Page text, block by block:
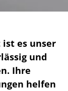
es unser
und
Ihre
helfen